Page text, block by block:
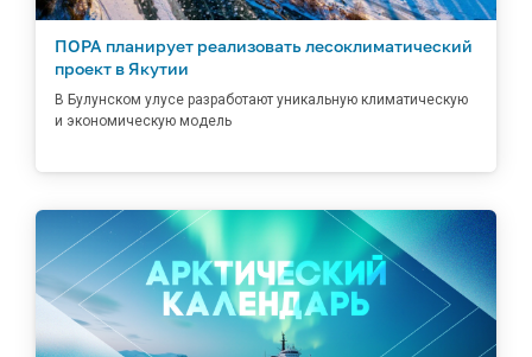
ПОРА планирует реализовать лесоклиматический
проект в Якутии
В Булунском улусе разработают уникальную климатическую
и экономическую модель